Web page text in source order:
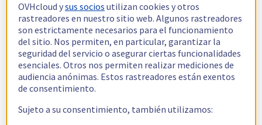
OVHcloud ysus socios utilizan cookies y otros
rastreadores en nuestro sitio web. Algunos rastreadores
son estrictamente necesarios para el funcionamiento
del sitio. Nos permiten, en particular, garantizar la
seguridad del servicio o asegurar ciertas funcionalidades
esenciales. Otros nos permiten realizar mediciones de
audiencia anónimas. Estos rastreadores están exentos
de consentimiento.
Sujeto a su consentimiento, también utilizamos: